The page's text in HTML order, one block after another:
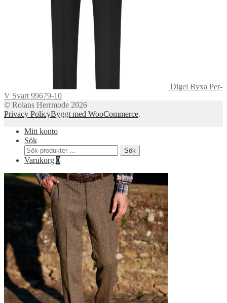
Digel Byxa Per-
V Svart 99679-10
© Rolans Herrmode 2026
Privacy PolicyByggt med WooCommerce.
Mitt konto
Sök
Sök
efter:
Sök
Varukorg 0